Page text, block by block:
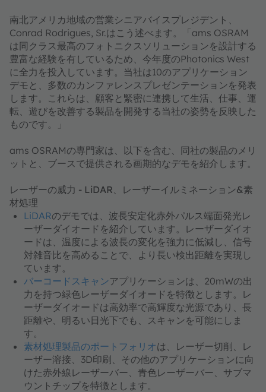
南北アメリカ地域の営業シニアバイスプレジデント、
Conrad Rodrigues, Sr.はこう述べます。「ams OSRAM
は同クラス最高のフォトニクスソリューションを設計する
豊富な経験を有しているため、今年度のPhotonics West
に全力を投入しています。当社は10のアプリケーション
デモと、多数のカンファレンスプレゼンテーションを発表
します。これらは、顧客と緊密に連携して生活、仕事、運
転、遊びを改善する製品を開発する当社の姿勢を反映した
ものです。」
ams OSRAMの専門家は、以下を含む、同社の製品のメリ
ットと、ブースで提供される画期的なデモを紹介します。
レーザーの威力 - LiDAR、レーザーイルミネーション&素
材処理
LiDARのデモでは、波長安定化赤外パルス端面発光レ
ーザーダイオードを紹介しています。レーザーダイオ
ードは、温度による波長の変化を強力に低減し、信号
対雑音比を高めることで、より長い検出距離を実現し
ています。
バーコードスキャンアプリケーションは、20mWの出
力を持つ緑色レーザーダイオードを特徴とします。レ
ーザーダイオードは高効率で高輝度な光源であり、長
距離や、明るい日光下でも、スキャンを可能にしま
す。
素材処理製品のポートフォリオは、レーザー切削、レ
ーザー溶接、3D印刷、その他のアプリケーションに向
けた赤外線レーザーバー、青色レーザーバー、サブマ
ウントチップを特徴とします。